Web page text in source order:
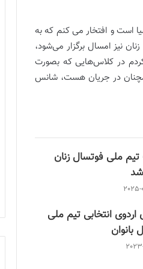
است و افتخار می کنم که به
نیز امسال برگزار می‌شود،
در کلاس‌هایی که بصورت
در جریان هست، شانس
ملی فوتسال زنان
اردوی انتخابی تیم ملی
بانوان